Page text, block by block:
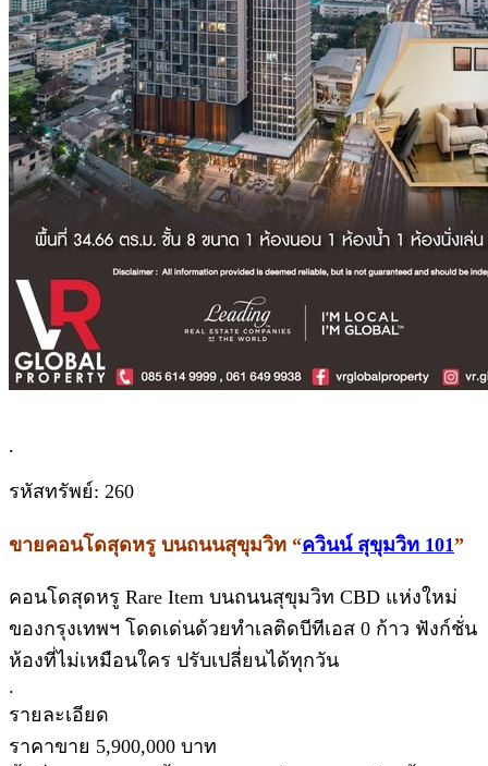
.
รหัสทรัพย์: 260
ขายคอนโดสุดหรู บนถนนสุขุมวิท “ควินน์ สุขุมวิท 101”
คอนโดสุดหรู Rare Item บนถนนสุขุมวิท CBD แห่งใหม่
ของกรุงเทพฯ โดดเด่นด้วยทำเลติดบีทีเอส 0 ก้าว ฟังก์ชั่น
ห้องที่ไม่เหมือนใคร ปรับเปลี่ยนได้ทุกวัน
.
รายละเอียด
ราคาขาย 5,900,000 บาท